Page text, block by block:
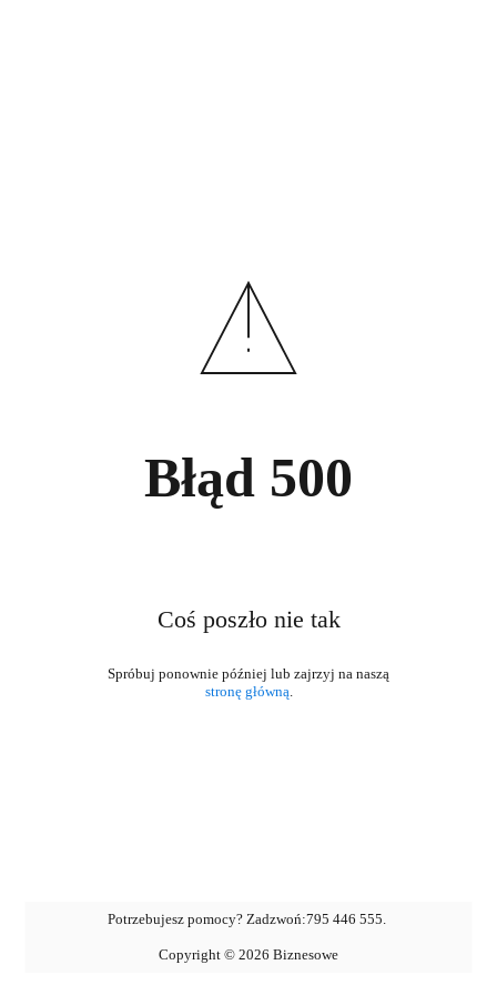
Błąd 500
Coś poszło nie tak
stronę główną.
Potrzebujesz pomocy? Zadzwoń:795 446 555.
Copyright © 2026 Biznesowe